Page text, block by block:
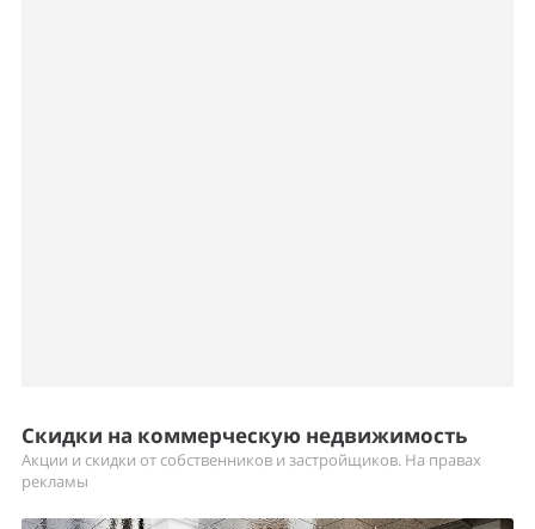
Скидки на коммерческую недвижимость
Акции и скидки от собственников и застройщиков. На правах
рекламы